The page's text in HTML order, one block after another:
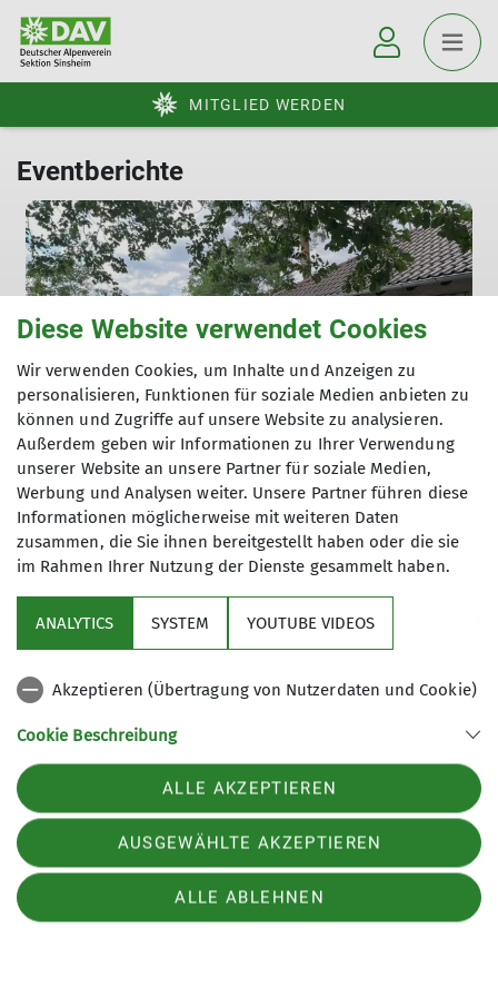
MITGLIED WERDEN
Eventberichte
Gruppen Eventbericht
Gemütlicher Hüttenabend beim DAV
Sinsheim – Gemeinschaft, Genuss und
Bergsportbegeisterung
02.07.2026
Bei bestem Sommerwetter trafen sich rund 20
Mitglieder des DAV Sinsheim zum traditionellen
Diesmal stand ein gemütliches Grillfest auf dem
Programm – ganz im Sinne der gelebten
Gemeinschaft, die unseren Verein auszeichnet.
mehr erfahren
69234 Dielheim
Telefon +4916091323787
Datenschutz-Einstellungen
Impressum
Diese Website verwendet Cookies
Wir verwenden Cookies, um Inhalte und Anzeigen zu
personalisieren, Funktionen für soziale Medien anbieten zu
können und Zugriffe auf unsere Website zu analysieren.
Außerdem geben wir Informationen zu Ihrer Verwendung
unserer Website an unsere Partner für soziale Medien,
Werbung und Analysen weiter. Unsere Partner führen diese
Informationen möglicherweise mit weiteren Daten
zusammen, die Sie ihnen bereitgestellt haben oder die sie
im Rahmen Ihrer Nutzung der Dienste gesammelt haben.
ANALYTICS SYSTEM YOUTUBE VIDEOS
Akzeptieren (Übertragung von Nutzerdaten und Cookie)
Cookie Beschreibung
Verwendete Cookies
ALLE AKZEPTIEREN
AUSGEWÄHLTE AKZEPTIEREN
ALLE ABLEHNEN